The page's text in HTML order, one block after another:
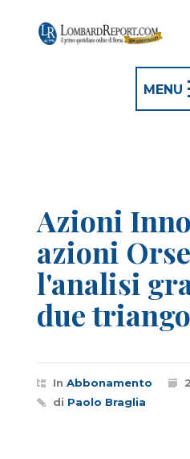
MENU
Azioni
azioni
l'analisi
due
In Abbonamento
di Paolo Braglia